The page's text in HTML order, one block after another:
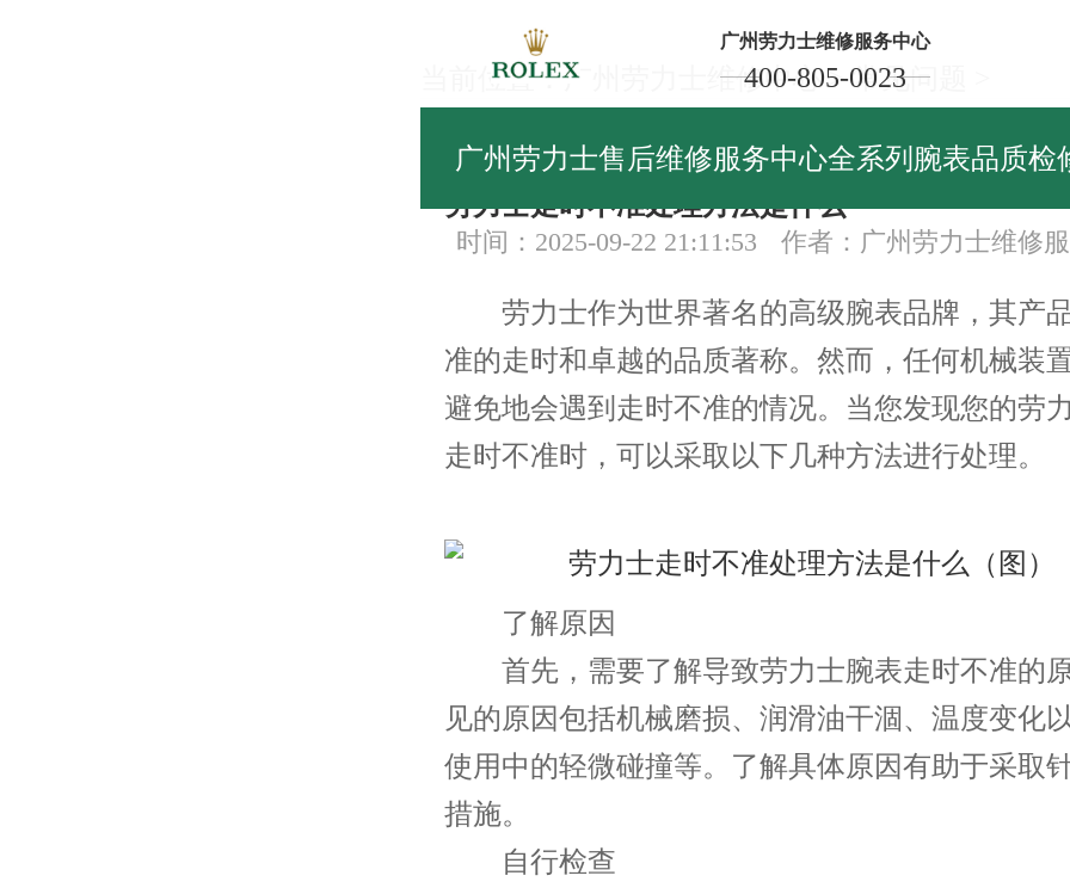
广州劳力士维修服务中心
400-805-0023
广州劳力士售后维修服务中心全系列腕表品质检
当前位置：广州劳力士维修中心>常见问题
常见问题
劳力士走时不准处理方法是什么
时间：2025-09-22 21:11:53 作者：广州劳力士维修
劳力士作为世界著名的高级腕表品牌，其产
准的走时和卓越的品质著称。然而，任何机械装
避免地会遇到走时不准的情况。当您发现您的劳
走时不准时，可以采取以下几种方法进行处理。
了解原因
首先，需要了解导致劳力士腕表走时不准的
见的原因包括机械磨损、润滑油干涸、温度变化
使用中的轻微碰撞等。了解具体原因有助于采取
措施。
自行检查